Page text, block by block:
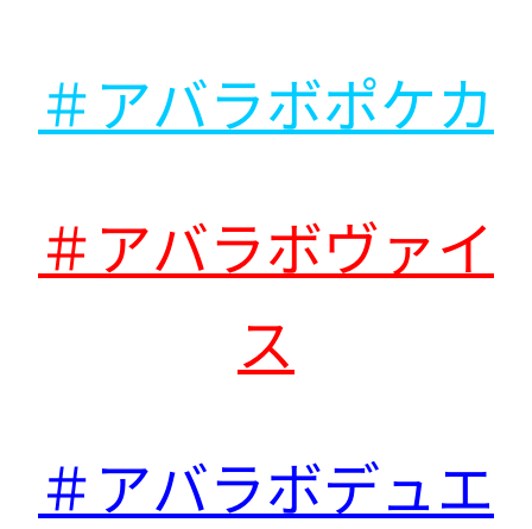
＃アバラボポケカ
＃アバラボヴァイ
ス
＃アバラボデュエ